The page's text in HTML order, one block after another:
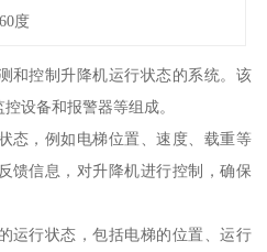
度
和控制升降机运行状态的系统。该
设备和报警器等组成。
态，例如电梯位置、速度、载重等
馈信息，对升降机进行控制，确保
运行状态，包括电梯的位置、运行